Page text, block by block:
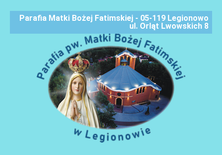
Parafia Matki Bożej Fatimskiej - 05-119 Legionowo
ul. Orląt Lwowskich 8